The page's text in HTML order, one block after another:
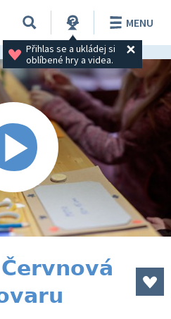
Přihlas se a ukládej si
oblíbené hry a videa.
MENU